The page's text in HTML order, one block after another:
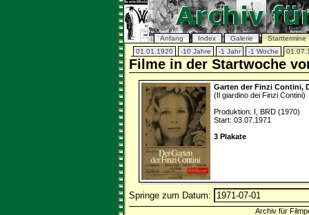
Anfang Index Galerie
Starttermine
01.01.1920
-10 Jahre -1 Jahr -1 Woche
Filme in der Startwoche
Garten der Finzi Contini,
(Il giardino dei Finzi Contini)
Produktion: I, BRD (1970)
Start: 03.07.1971
3 Plakate
Springe zum Datum:
Archiv für